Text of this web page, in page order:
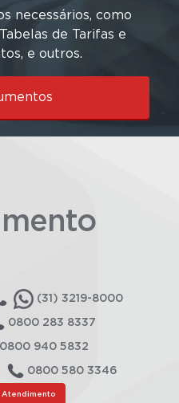
necessários, como
de Tarifas e
e outros.
(31) 3219-8000
0800 283 8337
0800 940 5832
0800 580 3346
Atendimento